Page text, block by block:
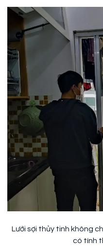
Lưới sợi thủy tinh không
có tính